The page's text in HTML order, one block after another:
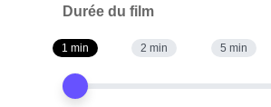
Durée du film
1 min 2 min 5 min